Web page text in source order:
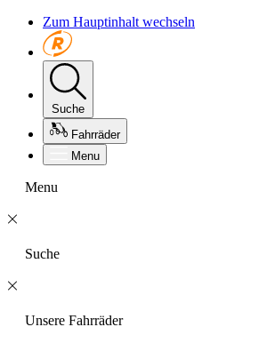
Zum Hauptinhalt wechseln
Suche
Fahrräder
Menu
Menu
Suche
Unsere Fahrräder